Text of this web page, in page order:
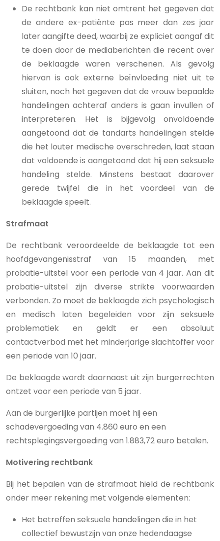
De rechtbank kan niet omtrent het gegeven dat
de andere ex-patiënte pas meer dan zes jaar
later aangifte deed, waarbij ze expliciet aangaf dit
te doen door de mediaberichten die recent over
de beklaagde waren verschenen. Als gevolg
hiervan is ook externe beïnvloeding niet uit te
sluiten, noch het gegeven dat de vrouw bepaalde
handelingen achteraf anders is gaan invullen of
interpreteren. Het is bijgevolg onvoldoende
aangetoond dat de tandarts handelingen stelde
die het louter medische overschreden, laat staan
dat voldoende is aangetoond dat hij een seksuele
handeling stelde. Minstens bestaat daarover
gerede twijfel die in het voordeel van de
beklaagde speelt.
Strafmaat
De rechtbank veroordeelde de beklaagde tot een
hoofdgevangenisstraf van 15 maanden, met
probatie-uitstel voor een periode van 4 jaar. Aan dit
probatie-uitstel zijn diverse strikte voorwaarden
verbonden. Zo moet de beklaagde zich psychologisch
en medisch laten begeleiden voor zijn seksuele
problematiek en geldt er een absoluut
contactverbod met het minderjarige slachtoffer voor
een periode van 10 jaar.
De beklaagde wordt daarnaast uit zijn burgerrechten
ontzet voor een periode van 5 jaar.
Aan de burgerlijke partijen moet hij een
schadevergoeding van 4.860 euro en een
rechtsplegingsvergoeding van 1.883,72 euro betalen.
Motivering rechtbank
Bij het bepalen van de strafmaat hield de rechtbank
onder meer rekening met volgende elementen:
Het betreffen seksuele handelingen die in het
collectief bewustzijn van onze hedendaagse